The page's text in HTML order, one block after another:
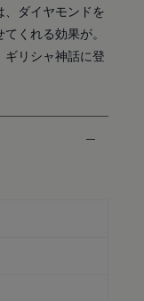
ダイヤモンドを
くれる効果が。
ギリシャ神話に登